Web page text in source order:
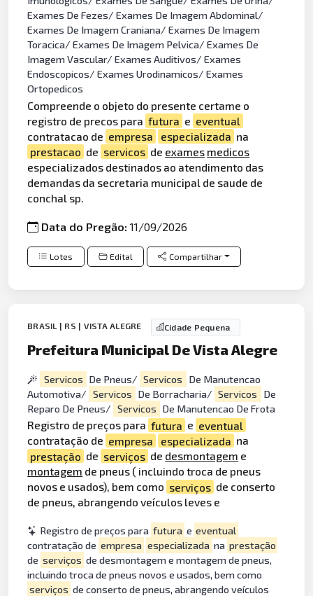
Exames De Fezes/ Exames De Imagem Abdominal/
Exames De Imagem Craniana/ Exames De Imagem
Toracica/ Exames De Imagem Pelvica/ Exames De
Imagem Vascular/ Exames Auditivos/ Exames
Endoscopicos/ Exames Urodinamicos/ Exames
Ortopedicos
Compreende o objeto do presente certame o
registro de precos para futura e eventual
contratacao de empresa especializada na
prestacao de servicos de exames medicos
especializados destinados ao atendimento das
demandas da secretaria municipal de saude de
conchal sp.
Data do Pregão:11/09/2026
Lotes Edital Compartilhar
BRASIL | RS | VISTA ALEGRE Cidade Pequena
Prefeitura Municipal De Vista Alegre
Servicos De Pneus/ Servicos
De Manutencao
Automotiva/ Servicos De Borracharia/ Servicos
De
Reparo De Pneus/ Servicos De Manutencao De Frota
Registro de preços para futura e eventual
contratação de empresa especializada na
prestação de serviços de desmontagem e
montagem de pneus ( incluindo troca de pneus
novos e usados), bem como serviços de conserto
de pneus, abrangendo veículos leves e
Registro de preços para futura e eventual
contratação de empresa especializada na prestação
de serviços de desmontagem e montagem de pneus,
incluindo troca de pneus novos e usados, bem como
serviços de conserto de pneus, abrangendo veículos